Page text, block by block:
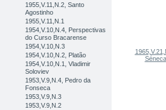
1955,V.11,N.2, Santo
Agostinho
1955,V.11,N.1
1954,V.10,N.4, Perspectivas
do Curso Bracarense
1954,V.10,N.3
1954,V.10,N.2, Platão
1954,V.10,N.1, Vladimir
Soloviev
1953,V.9,N.4, Pedro da
Fonseca
1953,V.9,N.3
1953,V.9,N.2
Séneca